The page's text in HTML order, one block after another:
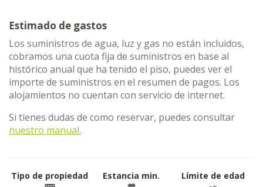
Estimado de gastos
Los suministros de agua, luz y gas no están incluidos,
cobramos una cuota fija de suministros en base al
histórico anual que ha tenido el piso, puedes ver el
importe de suministros en el resumen de pagos. Los
alojamientos no cuentan con servicio de internet.
Si tienes dudas de como reservar, puedes consultar
nuestro manual.
Tipo de propiedad Estancia min. Límite de edad